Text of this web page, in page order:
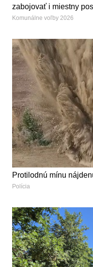
zabojovať i miestny
Komunálne voľby 2026
Protilodnú mínu
Polícia